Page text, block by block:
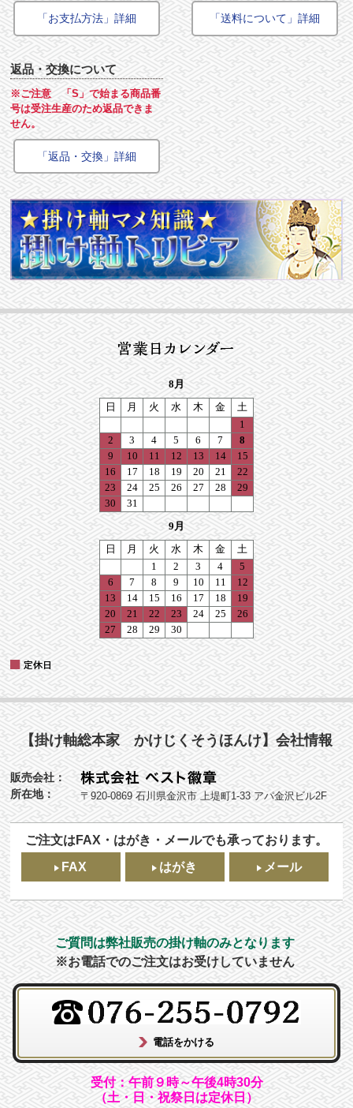
「お支払方法」詳細 「送料について」詳細
返品・交換について
※ご注意 「S」で始まる商品番
号は受注生産のため返品できま
せん。
「返品・交換」詳細
【掛け軸総本家 かけじくそうほんけ】会社情報
販売会社：
所在地：
〒920-0869 石川県金沢市 上堤町1-33 アパ金沢ビル2F
ご注文はFAX・はがき・メールでも承っております。
FAX
はがき メール
ご質問は弊社販売の掛け軸のみとなります
※お電話でのご注文はお受けしていません
受付：午前９時～午後4時30分
（土・日・祝祭日は定休日）